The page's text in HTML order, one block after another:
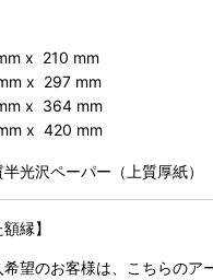
x 210 mm
x 297 mm
x 364 mm
x 420 mm
光沢ペーパー（上質厚紙）
縁】
望のお客様は、こちらのア